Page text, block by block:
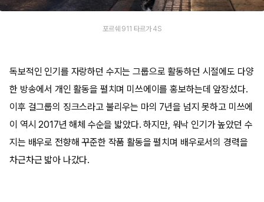
포르쉐 911 타르가 4S
독보적인 인기를 자랑하던 수지는 그룹으로 활동하던 시절에도 다양
한 방송에서 개인 활동을 펼치며 미쓰에이를 홍보하는데 앞장섰다.
이후 걸그룹의 징크스라고 불리우는 마의 7년을 넘지 못하고 미쓰에
이 역시 2017년 해체 수순을 밟았다. 하지만, 워낙 인기가 높았던 수
지는 배우로 전향해 꾸준한 작품 활동을 펼치며 배우로서의 경력을
차근차근 밟아 나갔다.